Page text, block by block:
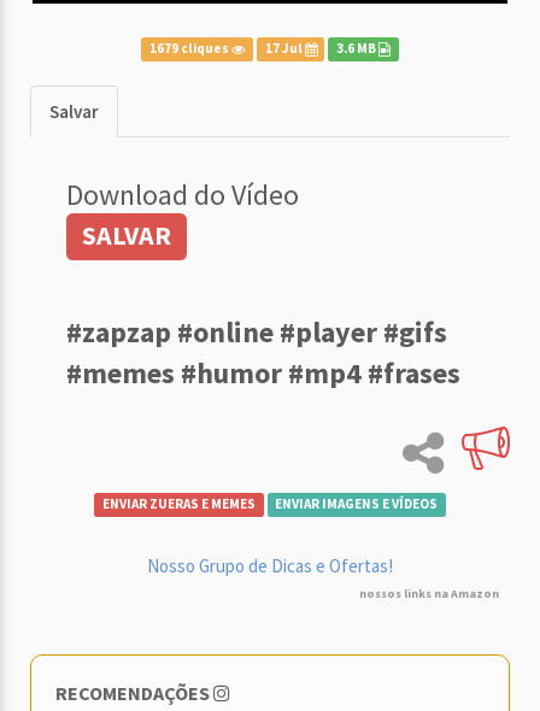
1679 cliques 17 Jul 3.6 MB
Salvar
Download do Vídeo
SALVAR
#zapzap #online #player #gifs
#memes #humor #mp4 #frases
ENVIAR ZUERAS E MEMES ENVIAR IMAGENS E VÍDEOS
Nosso Grupo de Dicas e Ofertas!
nossos links na Amazon
RECOMENDAÇÕES